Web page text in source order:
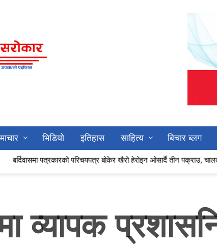
भिडियो इतिहास साहित्य बिचार ब्लग
अन्य
पत्रकारको परिचयपत्र बोकेर खैरो हेरोइन ओसार्दै तीन पक्राउ, चालकसँग ‘न्युज
व्यापक